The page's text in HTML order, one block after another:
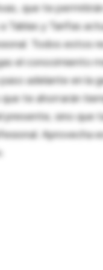
que te
y Tarifas
Todos estos
el conocimiento
adelante en la
te ahorrarán
sino que
Aprovecha